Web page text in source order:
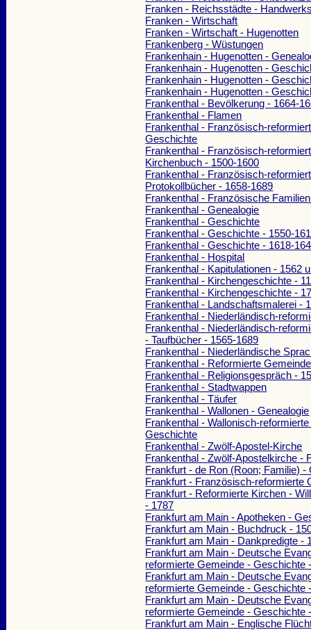
Franken - Reichsstädte -
Franken - Wirtschaft
Franken - Wirtschaft - Hugenotten
Frankenberg - Wüstungen
Frankenhain - Hugenotten -
Frankenhain - Hugenotten -
Frankenhain - Hugenotten -
Frankenhain - Hugenotten -
Frankenthal - Bevölkerung - 1664-
Frankenthal - Flamen
Frankenthal - Französisch-
Geschichte
Frankenthal - Französisch-
Kirchenbuch - 1500-1600
Frankenthal - Französisch-
Protokollbücher - 1658-1689
Frankenthal - Französische
Frankenthal - Genealogie
Frankenthal - Geschichte
Frankenthal - Geschichte - 1550-
Frankenthal - Geschichte - 1618-
Frankenthal - Hospital
Frankenthal - Kapitulationen - 1562
Frankenthal - Kirchengeschichte -
Frankenthal - Kirchengeschichte -
Frankenthal - Landschaftsmalerei -
Frankenthal - Niederländisch-
Frankenthal - Niederländisch-
- Taufbücher - 1565-1689
Frankenthal - Niederländische
Frankenthal - Reformierte
Frankenthal - Religionsgespräch -
Frankenthal - Stadtwappen
Frankenthal - Täufer
Frankenthal - Wallonen - Genealogie
Frankenthal - Wallonisch-
Geschichte
Frankenthal - Zwölf-Apostel-Kirche
Frankenthal - Zwölf-Apostelkirche -
Frankfurt - de Ron (Roon; Familie) -
Frankfurt - Französisch-reformierte
Frankfurt - Reformierte Kirchen -
- 1787
Frankfurt am Main - Apotheken -
Frankfurt am Main - Buchdruck -
Frankfurt am Main - Dankpredigte -
Frankfurt am Main - Deutsche
reformierte Gemeinde - Geschichte
Frankfurt am Main - Deutsche
reformierte Gemeinde - Geschichte
Frankfurt am Main - Deutsche
reformierte Gemeinde - Geschichte
Frankfurt am Main - Englische